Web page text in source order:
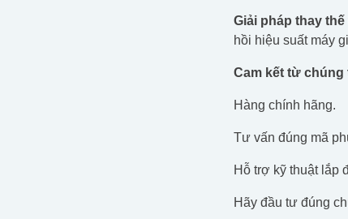
Giải pháp thay thế
hồi hiệu suất máy
Cam kết từ chúng
Hàng chính hãng.
Tư vấn đúng mã
Hỗ trợ kỹ thuật lắp
Hãy đầu tư đúng